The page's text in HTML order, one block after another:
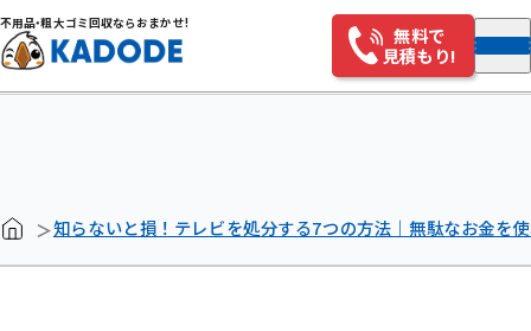
不用品・粗大ゴミ回収ならおまかせ!
無料で
見積もり!
知らないと損！テレビを処分する7つの方法｜無駄なお金を